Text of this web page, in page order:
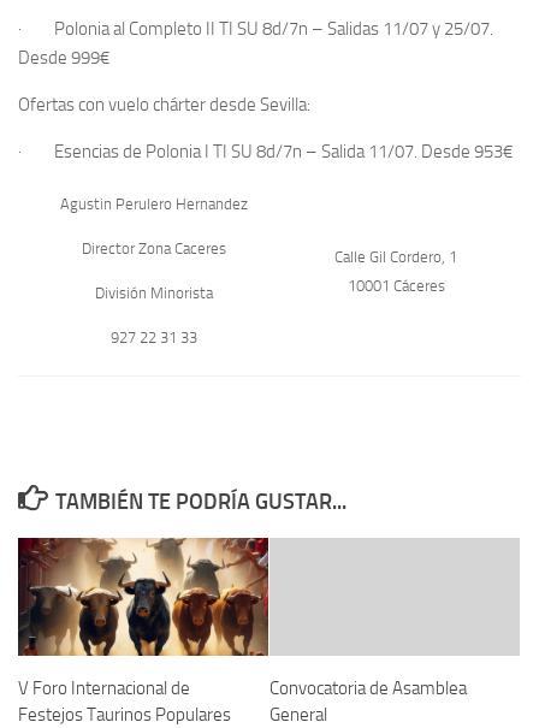
· Polonia al Completo II TI SU 8d/7n – Salidas 11/07 y 25/07
Desde 999€
Ofertas con vuelo chárterdesde Sevilla:
· Esencias de Polonia I TI SU 8d/7n – Salida 11/07 Desde 953€
Agustin Perulero Hernandez
Director Zona Caceres
División Minorista
927 22 31 33
Calle Gil Cordero, 1
10001 Cáceres
TAMBIÉN TE PODRÍA GUSTAR...
V Foro Internacional de
Festejos Taurinos Populares
Convocatoria de Asamblea
General